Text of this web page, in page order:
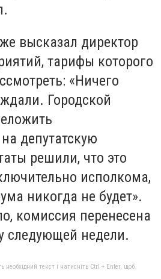
высказал директор
тарифы которого
«Ничего
Городской
депутатскую
решили, что это
исполкома,
никогда не будет».
комиссия перенесена
следующей недели.
текст і натисніть Ctrl + Enter, щоб